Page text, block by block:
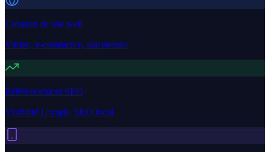
Création de site web
Vitrine, e-commerce, sur-mesure
Référencement SEO
Visibilité Google, SEO local